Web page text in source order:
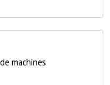
machines